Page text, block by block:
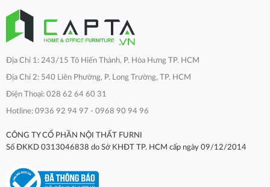
Địa Chỉ 1: 243/15 Tô Hiến Thành, P. Hòa Hưng TP. HCM
Địa Chỉ 2: 540 Liên Phường, P. Long Trường, TP. HCM
Điện Thoại: 028 62 64 60 31
Hotline: 0936 92 94 97 - 0968 90 94 96
CÔNG TY CỔ PHẦN NỘI THẤT FURNI
Số ĐKKD 0313046838 do Sở KHĐT TP. HCM cấp ngày 09/12/2014